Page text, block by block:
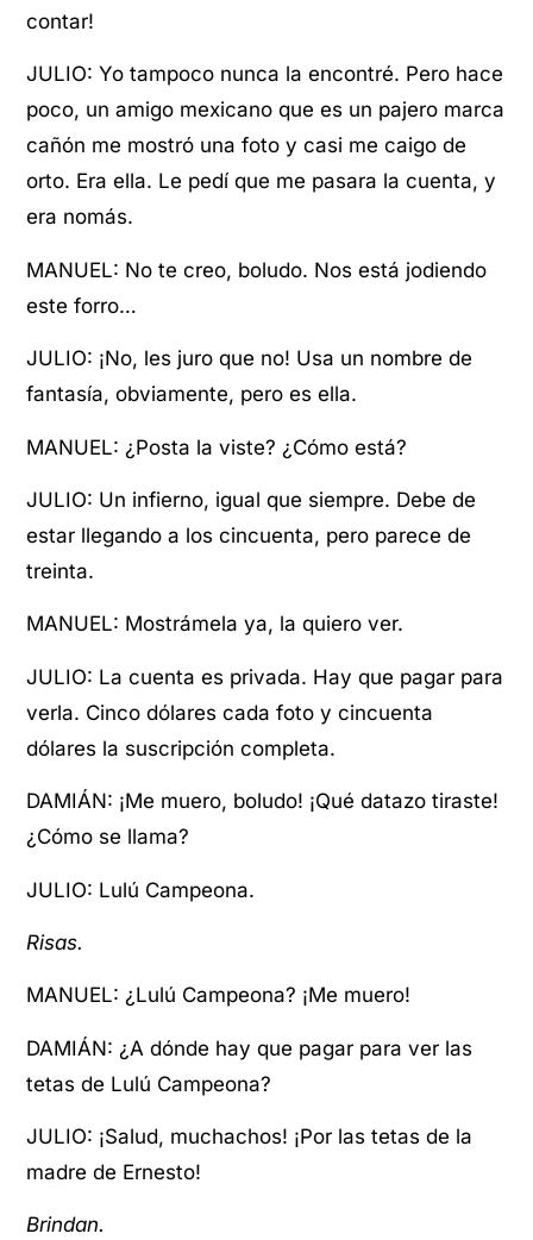
contar!
JULIO: Yo tampoco nunca la encontré. Pero hace
poco, un amigo mexicano que es un pajero marca
cañón me mostró una foto y casi me caigo de
orto. Era ella. Le pedí que me pasara la cuenta, y
era nomás.
MANUEL: No te creo, boludo. Nos está jodiendo
este forro…
JULIO: ¡No, les juro que no! Usa un nombre de
fantasía, obviamente, pero es ella.
MANUEL: ¿Posta la viste? ¿Cómo está?
JULIO: Un infierno, igual que siempre. Debe de
estar llegando a los cincuenta, pero parece de
treinta.
MANUEL: Mostrámela ya, la quiero ver.
JULIO: La cuenta es privada. Hay que pagar para
verla. Cinco dólares cada foto y cincuenta
dólares la suscripción completa.
DAMIÁN: ¡Me muero, boludo! ¡Qué datazo tiraste!
¿Cómo se llama?
JULIO: Lulú Campeona.
Risas.
MANUEL: ¿Lulú Campeona? ¡Me muero!
DAMIÁN: ¿A dónde hay que pagar para ver las
tetas de Lulú Campeona?
JULIO: ¡Salud, muchachos! ¡Por las tetas de la
madre de Ernesto!
Brindan.